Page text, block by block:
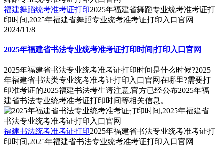
福建舞蹈统考准考证打印2025年福建省舞蹈专业统考准考证打
印时间,2025年福建省舞蹈专业统考准考证打印入口官网
2024/11/8
2025年福建省书法专业统考准考证打印时间|打印入口官网
2025年福建省书法专业统考准考证打印时间是什么时候?2025
年福建省书法类专业统考准考证打印入口官网在哪里?需要打
印准考证的2025福建书法考生请注意,官方已经公布2025年福
建省书法专业统考准考证打印时间等相关信息。
福建书法统考准考证打印2025年福建省书法专业统考准考证打
印时间,2025年福建省书法专业统考准考证打印入口官网